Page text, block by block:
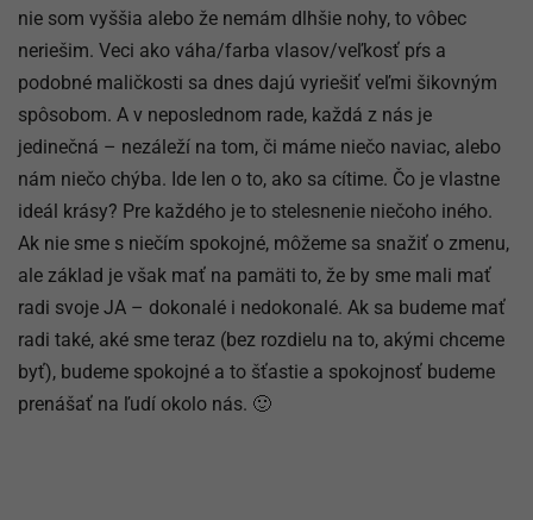
nie som vyššia alebo že nemám dlhšie nohy, to vôbec
neriešim. Veci ako váha/farba vlasov/veľkosť pŕs a
podobné maličkosti sa dnes dajú vyriešiť veľmi šikovným
spôsobom. A v neposlednom rade, každá z nás je
jedinečná – nezáleží na tom, či máme niečo naviac, alebo
nám niečo chýba. Ide len o to, ako sa cítime. Čo je vlastne
ideál krásy? Pre každého je to stelesnenie niečoho iného.
Ak nie sme s niečím spokojné, môžeme sa snažiť o zmenu,
ale základ je však mať na pamäti to, že by sme mali mať
radi svoje JA – dokonalé i nedokonalé. Ak sa budeme mať
radi také, aké sme teraz (bez rozdielu na to, akými chceme
byť), budeme spokojné a to šťastie a spokojnosť budeme
prenášať na ľudí okolo nás. 🙂